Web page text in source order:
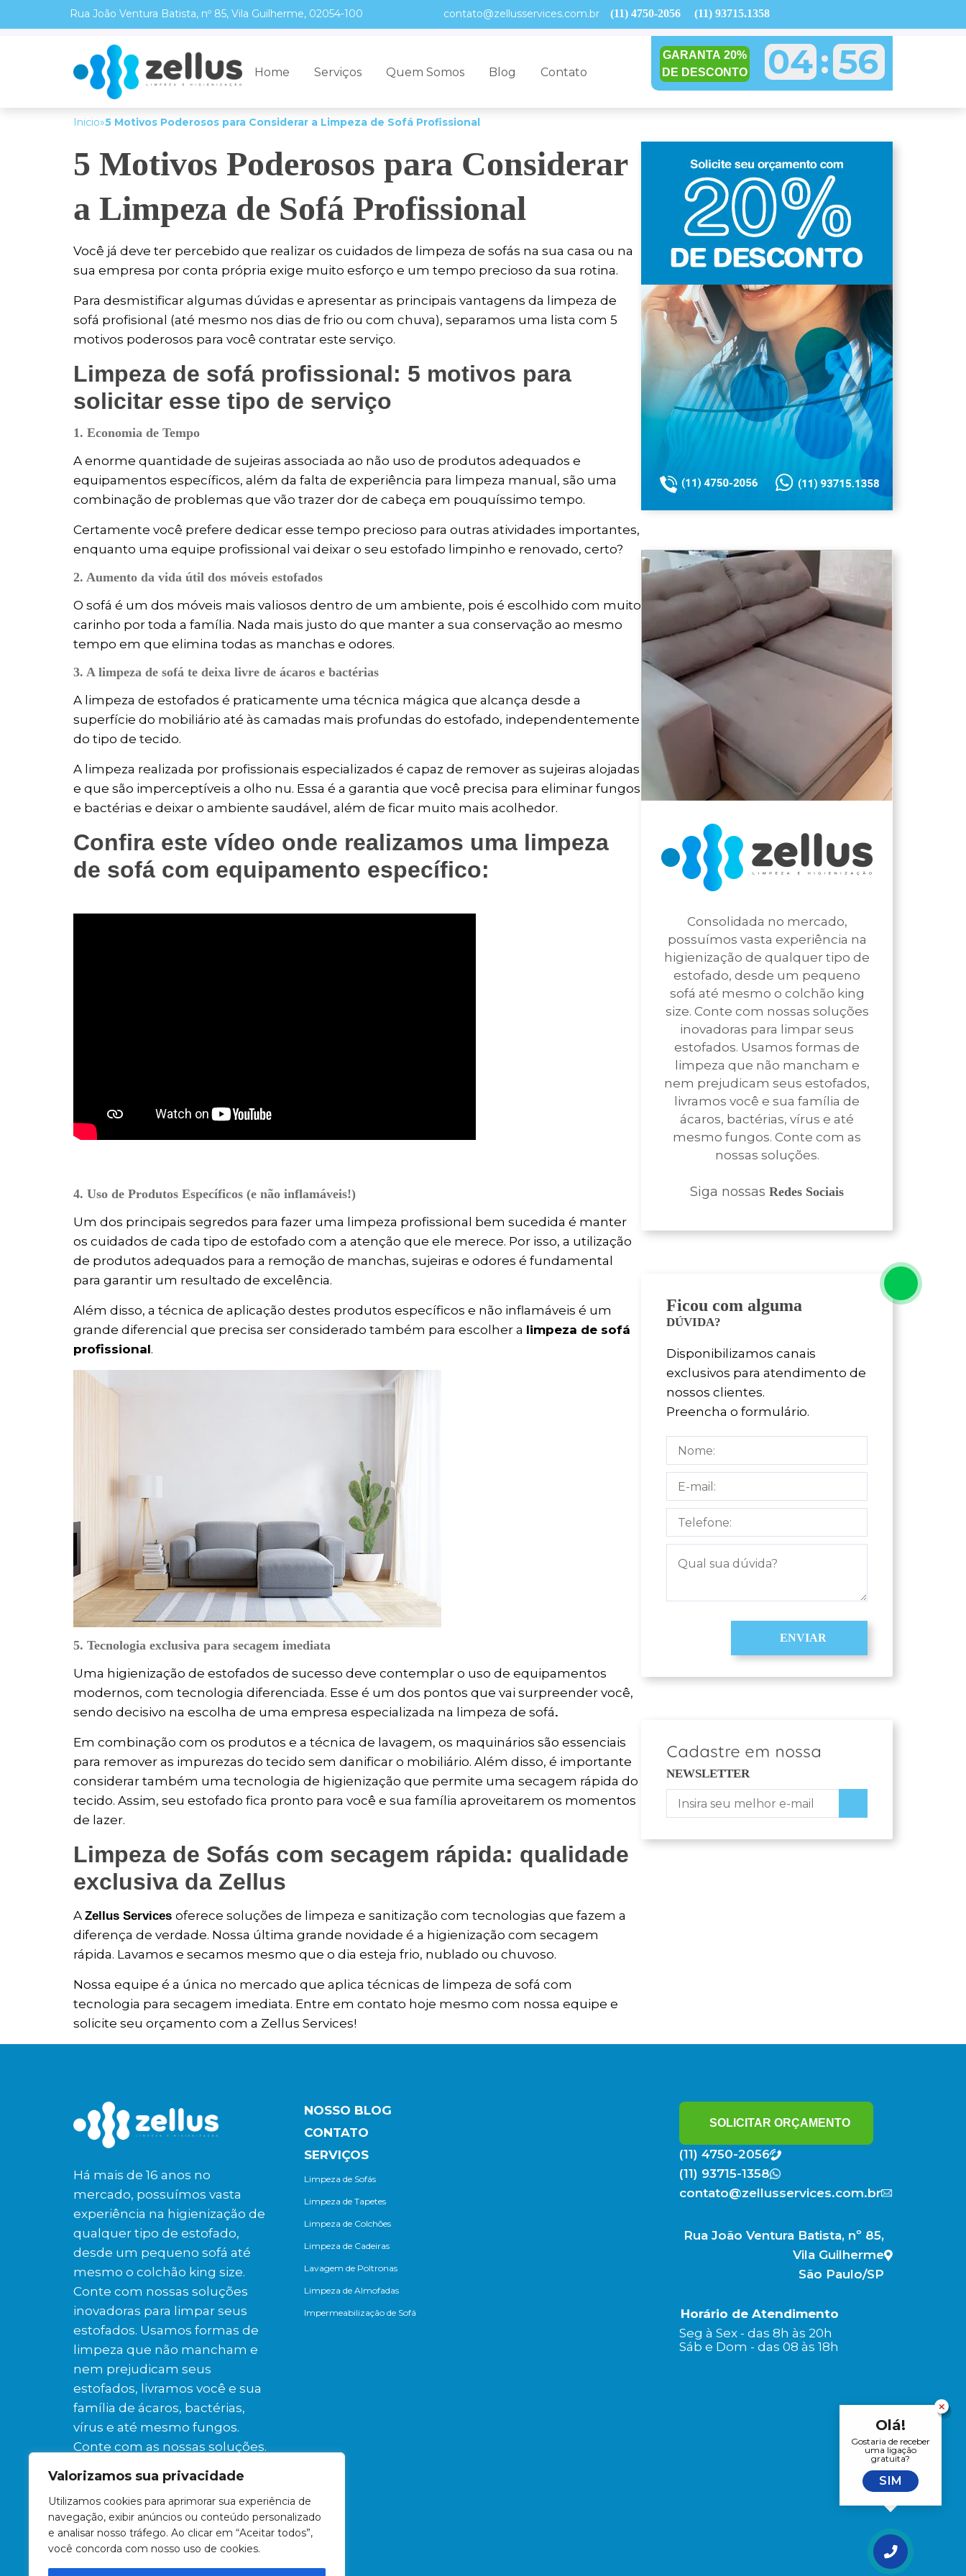
Valorizamos sua privacidade
Utilizamos cookies para aprimorar sua experiência de
navegação, exibir anúncios ou conteúdo personalizado
e analisar nosso tráfego. Ao clicar em “Aceitar todos”,
você concorda com nosso uso de cookies.
Rua João Ventura Batista, nº 85, Vila Guilherme, 02054-100 contato@zellusservices.com.br (11) 4750-2056 (11) 93715.1358
Home Serviços Quem Somos Blog Contato
GARANTA 20%
DE DESCONTO
04 : 55
Inicio»5 Motivos Poderosos para Considerar a Limpeza de Sofá Profissional
5 Motivos Poderosos para Considerar
a Limpeza de Sofá Profissional
Você já deve ter percebido que realizar os cuidados de limpeza de sofás na sua casa ou na
sua empresa por conta própria exige muito esforço e um tempo precioso da sua rotina.
Para desmistificar algumas dúvidas e apresentar as principais vantagens da limpeza de
sofá profisional (até mesmo nos dias de frio ou com chuva), separamos uma lista com 5
motivos poderosos para você contratar este serviço.
Limpeza de sofá profissional: 5 motivos para
solicitar esse tipo de serviço
1. Economia de Tempo
A enorme quantidade de sujeiras associada ao não uso de produtos adequados e
equipamentos específicos, além da falta de experiência para limpeza manual, são uma
combinação de problemas que vão trazer dor de cabeça em pouquíssimo tempo.
Certamente você prefere dedicar esse tempo precioso para outras atividades importantes,
enquanto uma equipe profissional vai deixar o seu estofado limpinho e renovado, certo?
2. Aumento da vida útil dos móveis estofados
O sofá é um dos móveis mais valiosos dentro de um ambiente, pois é escolhido com muito
carinho por toda a família. Nada mais justo do que manter a sua conservação ao mesmo
tempo em que elimina todas as manchas e odores.
3. A limpeza de sofá te deixa livre de ácaros e bactérias
A limpeza de estofados é praticamente uma técnica mágica que alcança desde a
superfície do mobiliário até às camadas mais profundas do estofado, independentemente
do tipo de tecido.
A limpeza realizada por profissionais especializados é capaz de remover as sujeiras alojadas
e que são imperceptíveis a olho nu. Essa é a garantia que você precisa para eliminar fungos
e bactérias e deixar o ambiente saudável, além de ficar muito mais acolhedor.
Confira este vídeo onde realizamos uma limpeza
de sofá com equipamento específico:
4. Uso de Produtos Específicos (e não inflamáveis!)
Um dos principais segredos para fazer uma limpeza profissional bem sucedida é manter
os cuidados de cada tipo de estofado com a atenção que ele merece. Por isso, a utilização
de produtos adequados para a remoção de manchas, sujeiras e odores é fundamental
para garantir um resultado de excelência.
Além disso, a técnica de aplicação destes produtos específicos e não inflamáveis é um
grande diferencial que precisa ser considerado também para escolher a limpeza de sofá
profissional.
5. Tecnologia exclusiva para secagem imediata
Uma higienização de estofados de sucesso deve contemplar o uso de equipamentos
modernos, com tecnologia diferenciada. Esse é um dos pontos que vai surpreender você,
sendo decisivo na escolha de uma empresa especializada na limpeza de sofá.
Em combinação com os produtos e a técnica de lavagem, os maquinários são essenciais
para remover as impurezas do tecido sem danificar o mobiliário. Além disso, é importante
considerar também uma tecnologia de higienização que permite uma secagem rápida do
tecido. Assim, seu estofado fica pronto para você e sua família aproveitarem os momentos
de lazer.
Limpeza de Sofás com secagem rápida: qualidade
exclusiva da Zellus
A Zellus Services oferece soluções de limpeza e sanitização com tecnologias que fazem a
diferença de verdade. Nossa última grande novidade é a higienização com secagem
rápida. Lavamos e secamos mesmo que o dia esteja frio, nublado ou chuvoso.
Nossa equipe é a única no mercado que aplica técnicas de limpeza de sofá com
tecnologia para secagem imediata. Entre em contato hoje mesmo com nossa equipe e
solicite seu orçamento com a Zellus Services!
Consolidada no mercado,
possuímos vasta experiência na
higienização de qualquer tipo de
estofado, desde um pequeno
sofá até mesmo o colchão king
size. Conte com nossas soluções
inovadoras para limpar seus
estofados. Usamos formas de
limpeza que não mancham e
nem prejudicam seus estofados,
livramos você e sua família de
ácaros, bactérias, vírus e até
mesmo fungos. Conte com as
nossas soluções.
Siga nossas Redes Sociais
Ficou com alguma
DÚVIDA?
Disponibilizamos canais
exclusivos para atendimento de
nossos clientes.
Preencha o formulário.
ENVIAR
Cadastre em nossa
NEWSLETTER
Há mais de 16 anos no
mercado, possuímos vasta
experiência na higienização de
qualquer tipo de estofado,
desde um pequeno sofá até
mesmo o colchão king size.
Conte com nossas soluções
inovadoras para limpar seus
estofados. Usamos formas de
limpeza que não mancham e
nem prejudicam seus
estofados, livramos você e sua
família de ácaros, bactérias,
vírus e até mesmo fungos.
Conte com as nossas soluções.
Siga-nos:
NOSSO BLOG
CONTATO
SERVIÇOS
Limpeza de Sofás
Limpeza de Tapetes
Limpeza de Colchões
Limpeza de Cadeiras
Lavagem de Poltronas
Limpeza de Almofadas
Impermeabilização de Sofá
SOLICITAR ORÇAMENTO
(11) 4750-2056
(11) 93715-1358
contato@zellusservices.com.br
Rua João Ventura Batista, nº 85,
Vila Guilherme
São Paulo/SP
Horário de Atendimento
Seg à Sex - das 8h às 20h
Sáb e Dom - das 08 às 18h
Olá!
Gostaria de receber
uma ligação
gratuita?
SIM